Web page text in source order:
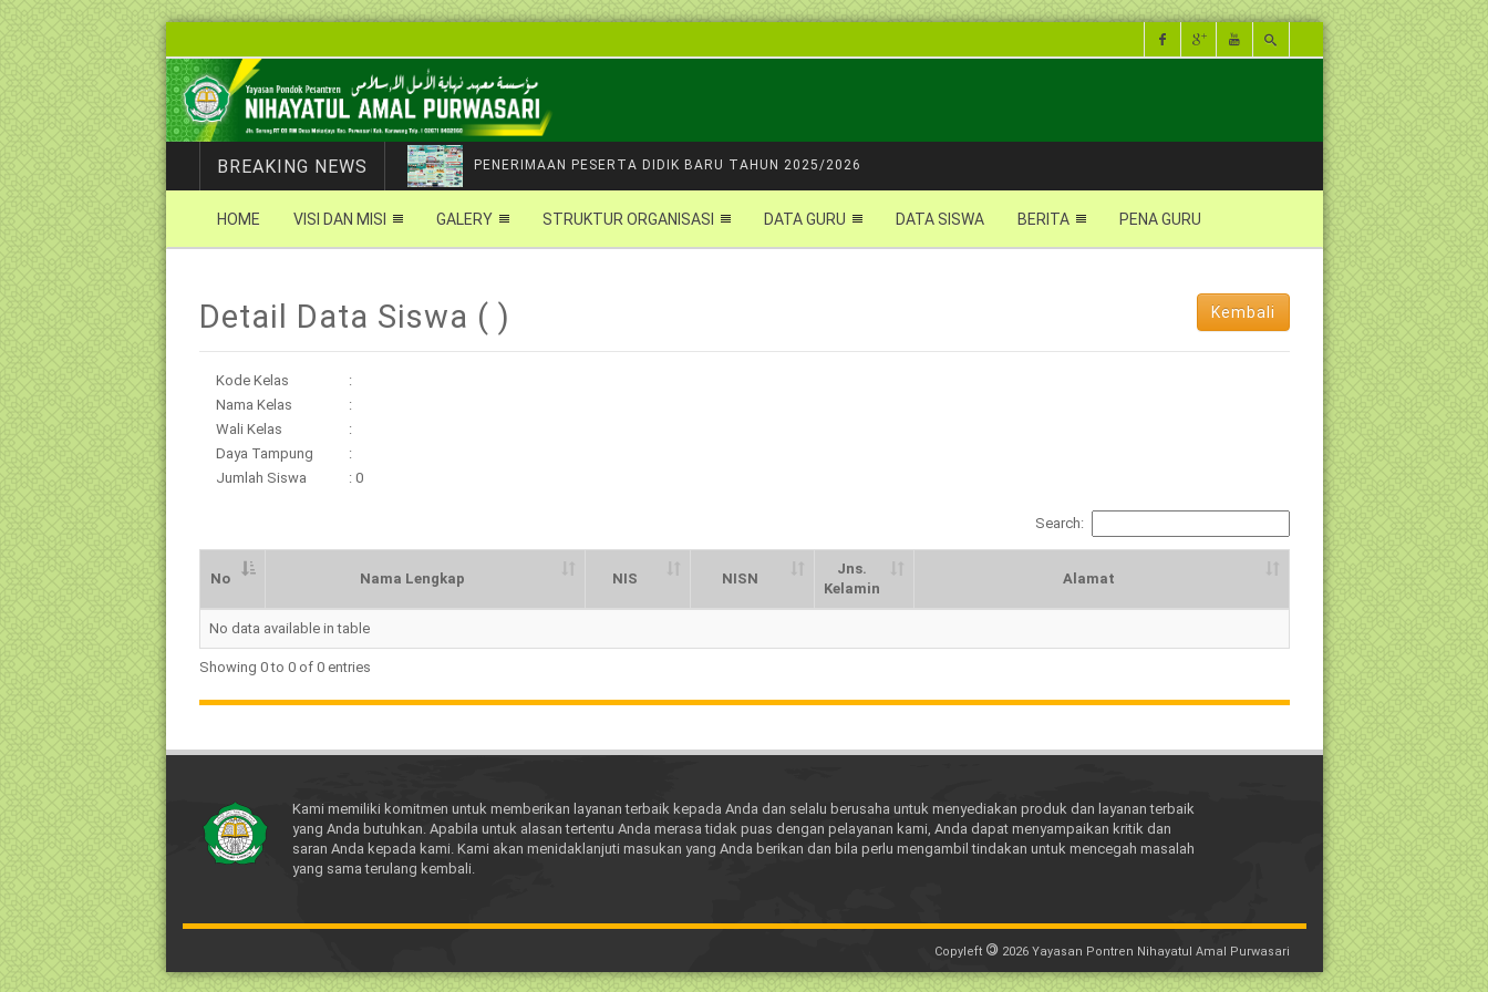
BREAKING NEWS PENERIMAAN PESERTA DIDIK BARU TAHUN 2025/2026
HOME VISI DAN MISI GALERY STRUKTUR ORGANISASI DATA GURU DATA SISWA BERITA PENA GURU
Detail Data Siswa ( ) Kembali
Kode Kelas
:
Nama Kelas
:
Wali Kelas
:
Daya Tampung
:
Jumlah Siswa
: 0
Search:
No Nama Lengkap NIS NISN
Jns.
Kelamin
Alamat
No Nama Lengkap
No data available in table
Showing 0 to 0 of 0 entries
Kami memiliki komitmen untuk memberikan layanan terbaik kepada Anda dan selalu berusaha untuk menyediakan produk dan layanan terbaik
yang Anda butuhkan. Apabila untuk alasan tertentu Anda merasa tidak puas dengan pelayanan kami, Anda dapat menyampaikan kritik dan
saran Anda kepada kami. Kami akan menidaklanjuti masukan yang Anda berikan dan bila perlu mengambil tindakan untuk mencegah masalah
yang sama terulang kembali.
Copyleft ©2026 Yayasan Pontren Nihayatul Amal Purwasari